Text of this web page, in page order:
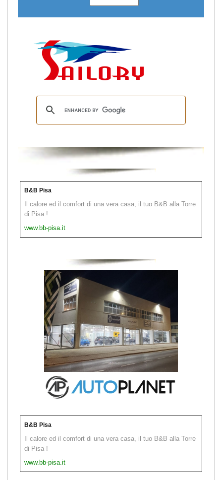
B&B Pisa
Il calore ed il comfort di una vera casa, il tuo B&B alla Torre
di Pisa !
www.bb-pisa.it
B&B Pisa
Il calore ed il comfort di una vera casa, il tuo B&B alla Torre
di Pisa !
www.bb-pisa.it